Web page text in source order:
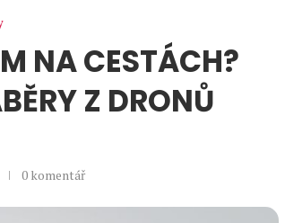
NA CESTÁCH?
Z DRONŮ
0 komentář